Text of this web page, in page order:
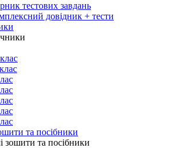
тестових завдань
довідник + тести
та посібники
зошити та посібники